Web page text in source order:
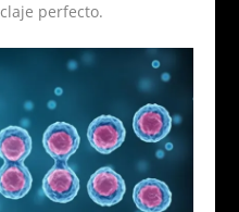
perfecto.